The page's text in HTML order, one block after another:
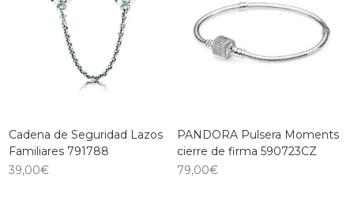
Cadena de Seguridad Lazos
Familiares 791788
39,00€
PANDORA Pulsera Moments
cierre de firma 590723CZ
79,00€